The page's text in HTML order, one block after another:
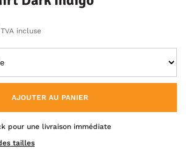
TVA incluse
AJOUTER AU PANIER
pour une livraison immédiate
tailles